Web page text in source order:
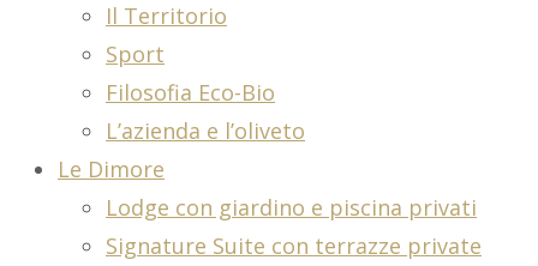
Il Territorio
Sport
Filosofia Eco-Bio
L’azienda e l’oliveto
Le Dimore
Lodge con giardino e piscina privati
Signature Suite con terrazze private